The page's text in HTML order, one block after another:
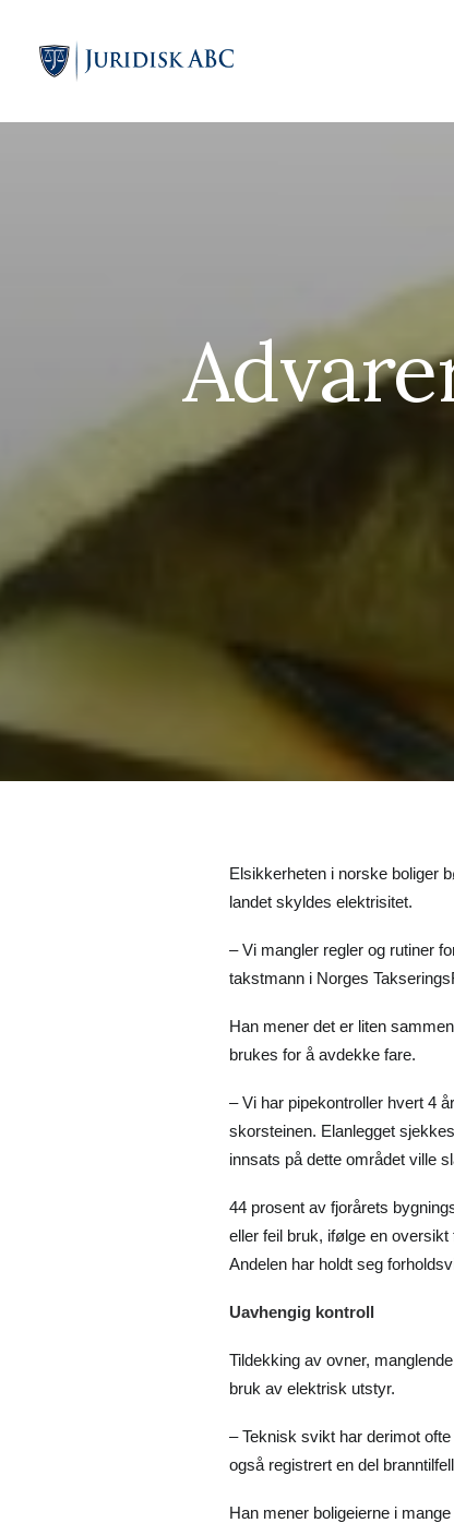
Elsikkerheten i norske boliger
landet skyldes elektrisitet.
– Vi mangler regler og rutiner
takstmann i Norges
Han mener det er liten
brukes for å avdekke fare.
– Vi har pipekontroller hvert 4
skorsteinen. Elanlegget
innsats på dette området ville
44 prosent av fjorårets
eller feil bruk, ifølge en
Andelen har holdt seg
Uavhengig kontroll
Tildekking av ovner,
bruk av elektrisk utstyr.
– Teknisk svikt har derimot
også registrert en del
Han mener boligeierne i